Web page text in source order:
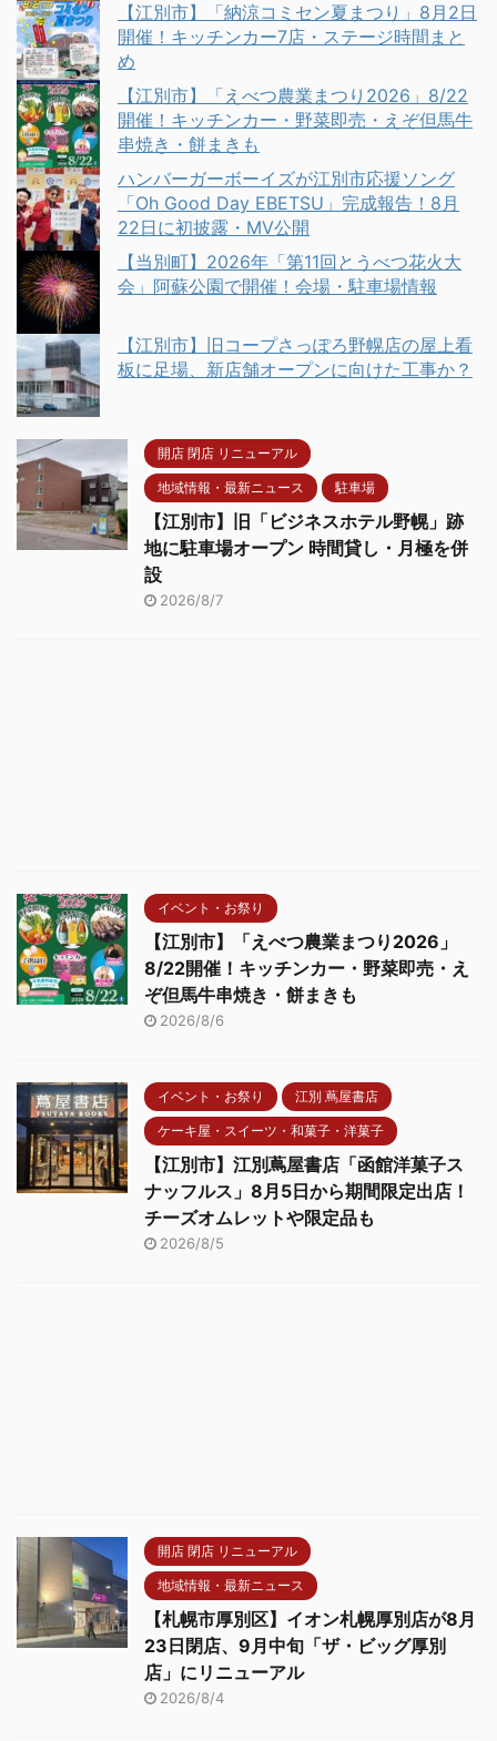
【江別市】「納涼コミセン夏まつり」8月2日
開催！キッチンカー7店・ステージ時間まと
め
【江別市】「えべつ農業まつり2026」8/22
開催！キッチンカー・野菜即売・えぞ但馬牛
串焼き・餅まきも
ハンバーガーボーイズが江別市応援ソング
「Oh Good Day EBETSU」完成報告！8月
22日に初披露・MV公開
【当別町】2026年「第11回とうべつ花火大
会」阿蘇公園で開催！会場・駐車場情報
【江別市】旧コープさっぽろ野幌店の屋上看
板に足場、新店舗オープンに向けた工事か？
開店 閉店 リニューアル
地域情報・最新ニュース 駐車場
【江別市】旧「ビジネスホテル野幌」跡
地に駐車場オープン 時間貸し・月極を併
設
2026/8/7
イベント・お祭り
【江別市】「えべつ農業まつり2026」
8/22開催！キッチンカー・野菜即売・え
ぞ但馬牛串焼き・餅まきも
2026/8/6
イベント・お祭り 江別 蔦屋書店
ケーキ屋・スイーツ・和菓子・洋菓子
【江別市】江別蔦屋書店「函館洋菓子ス
ナッフルス」8月5日から期間限定出店！
チーズオムレットや限定品も
2026/8/5
開店 閉店 リニューアル
地域情報・最新ニュース
【札幌市厚別区】イオン札幌厚別店が8月
23日閉店、9月中旬「ザ・ビッグ厚別
店」にリニューアル
2026/8/4